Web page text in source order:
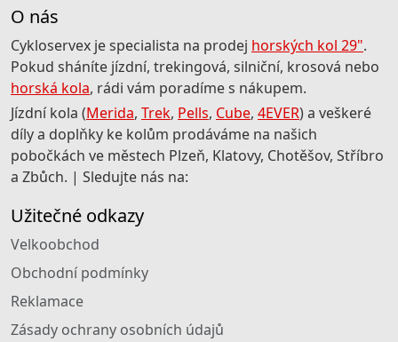
O nás
Cykloservex je specialista na prodej horských kol 29".
Pokud sháníte jízdní, trekingová, silniční, krosová nebo
horská kola, rádi vám poradíme s nákupem.
Jízdní kola (Merida, Trek, Pells, Cube, 4EVER) a veškeré
díly a doplňky ke kolům prodáváme na našich
pobočkách ve městech Plzeň, Klatovy, Chotěšov, Stříbro
a Zbůch. | Sledujte nás na:
Užitečné odkazy
Velkoobchod
Obchodní podmínky
Reklamace
Zásady ochrany osobních údajů